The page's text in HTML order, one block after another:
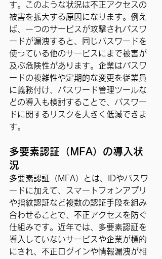
す。このような状況は不正アクセスの
被害を拡大する原因になります。例え
ば、一つのサービスが攻撃されパスワ
ードが漏洩すると、同じパスワードを
使っている他のサービスにまで被害が
及ぶ危険性があります。企業はパスワ
ードの複雑性や定期的な変更を従業員
に義務付け、パスワード管理ツールな
どの導入も検討することで、パスワー
ドに関するリスクを大きく低減できま
す。
多要素認証（MFA）の導入状
況
多要素認証（MFA）とは、IDやパスワ
ードに加えて、スマートフォンアプリ
や指紋認証など複数の認証手段を組み
合わせることで、不正アクセスを防ぐ
仕組みです。近年では、多要素認証を
導入していないサービスや企業が標的
にされ、不正ログインや情報漏洩が相